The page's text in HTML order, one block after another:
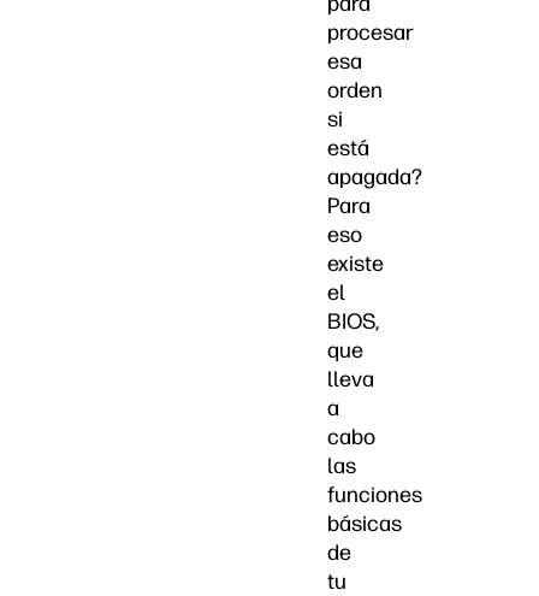
procesar
esa
orden
si
está
apagada?
Para
eso
existe
el
BIOS,
que
lleva
a
cabo
las
funciones
básicas
de
tu